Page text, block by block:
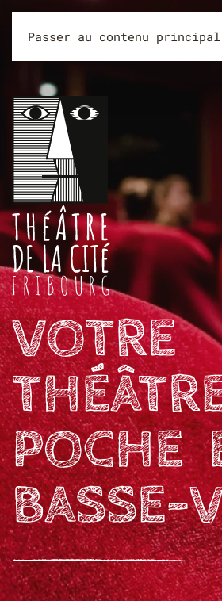
Passer au contenu principal
VOTRE
POCHE
BASSE-